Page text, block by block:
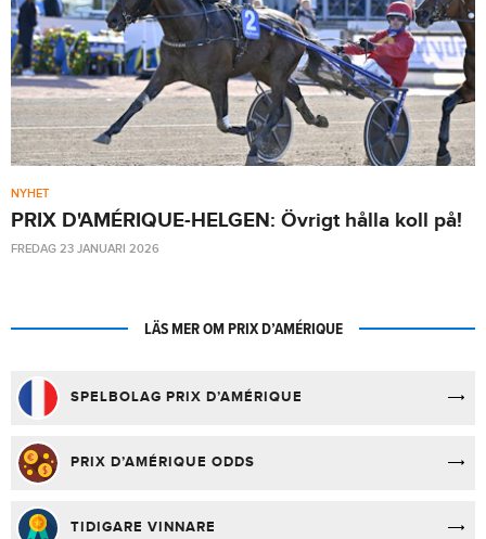
NYHET
PRIX D'AMÉRIQUE-HELGEN: Övrigt hålla koll på!
FREDAG 23 JANUARI 2026
LÄS MER OM PRIX D’AMÉRIQUE
SPELBOLAG PRIX D’AMÉRIQUE
PRIX D’AMÉRIQUE ODDS
TIDIGARE VINNARE